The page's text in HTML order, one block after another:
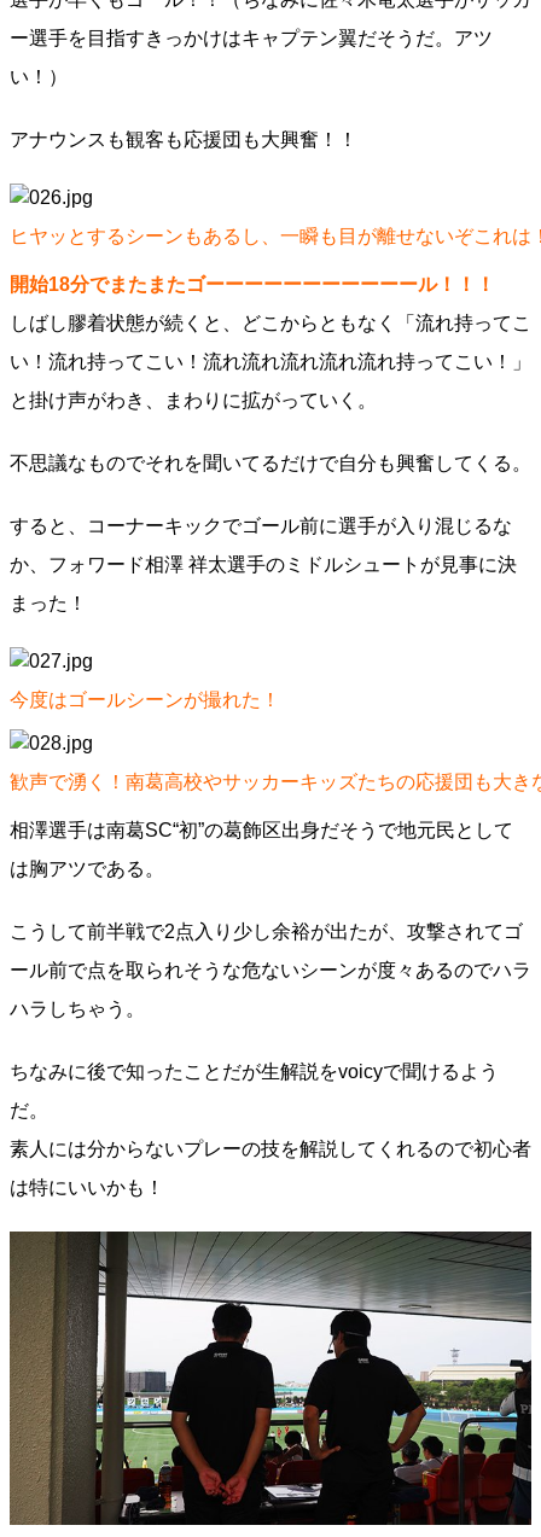
ー選手を目指すきっかけはキャプテン翼だそうだ。アツ
い！）
アナウンスも観客も応援団も大興奮！！
ヒヤッとするシーンもあるし、一瞬も目が離せないぞこれは
開始18分でまたまたゴーーーーーーーーーーール！！！
しばし膠着状態が続くと、どこからともなく「流れ持ってこ
い！流れ持ってこい！流れ流れ流れ流れ流れ持ってこい！」
と掛け声がわき、まわりに拡がっていく。
不思議なものでそれを聞いてるだけで自分も興奮してくる。
すると、コーナーキックでゴール前に選手が入り混じるな
か、フォワード相澤 祥太選手のミドルシュートが見事に決
まった！
今度はゴールシーンが撮れた！
歓声で湧く！南葛高校やサッカーキッズたちの応援団も大き
相澤選手は南葛SC“初”の葛飾区出身だそうで地元民として
は胸アツである。
こうして前半戦で2点入り少し余裕が出たが、攻撃されてゴ
ール前で点を取られそうな危ないシーンが度々あるのでハラ
ハラしちゃう。
ちなみに後で知ったことだが生解説をvoicyで聞けるよう
だ。
素人には分からないプレーの技を解説してくれるので初心者
は特にいいかも！